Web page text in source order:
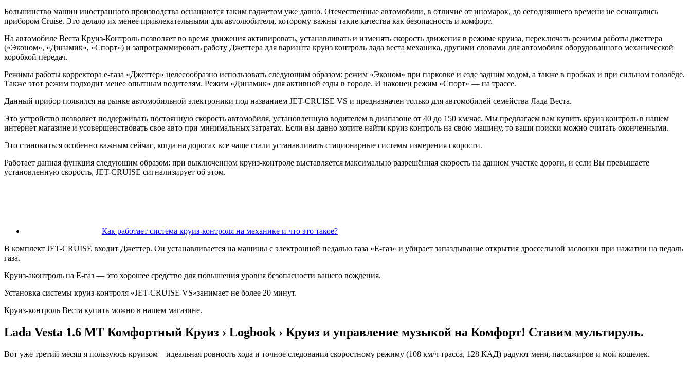
Большинство машин иностранного производства оснащаются таким гаджетом уже давно. Отечественные автомобили, в отличие от иномарок, до сегодняшнего времени не оснащались
прибором Cruise. Это делало их менее привлекательными для автолюбителя, которому важны такие качества как безопасность и комфорт.
На автомобиле Веста Круиз-Контроль позволяет во время движения активировать, устанавливать и изменять скорость движения в режиме круиза, переключать режимы работы джеттера
(«Эконом», «Динамик», «Спорт») и запрограммировать работу Джеттера для варианта круиз контроль лада веста механика, другими словами для автомобиля оборудованного механической
коробкой передач.
Режимы работы корректора е-газа «Джеттер» целесообразно использовать следующим образом: режим «Эконом» при парковке и езде задним ходом, а также в пробках и при сильном гололёде.
Также этот режим подходит менее опытным водителям. Режим «Динамик» для активной езды в городе. И наконец режим «Спорт» — на трассе.
Данный прибор появился на рынке автомобильной электроники под названием JET-CRUISE VS и предназначен только для автомобилей семейства Лада Веста.
Это устройство позволяет поддерживать постоянную скорость автомобиля, установленную водителем в диапазоне от 40 до 150 км/час. Мы предлагаем вам купить круиз контроль в нашем
интернет магазине и усовершенствовать свое авто при минимальных затратах. Если вы давно хотите найти круиз контроль на свою машину, то ваши поиски можно считать оконченными.
Это становиться особенно важным сейчас, когда на дорогах все чаще стали устанавливать стационарные системы измерения скорости.
Работает данная функция следующим образом: при выключенном круиз-контроле выставляется максимально разрешённая скорость на данном участке дороги, и если Вы превышаете
установленную скорость, JET-CRUISE сигнализирует об этом.
Как работает система круиз-контроля на механике и что это такое?
В комплект JET-CRUISE входит Джеттер. Он устанавливается на машины с электронной педалью газа «Е-газ» и убирает запаздывание открытия дроссельной заслонки при нажатии на педаль
газа.
Круиз-аконтроль на Е-газ — это хорошее средство для повышения уровня безопасности вашего вождения.
Установка системы круиз-контроля «JET-CRUISE VS»занимает не более 20 минут.
Круиз-контроль Веста купить можно в нашем магазине.
Lada Vesta 1.6 МТ Комфортный Круиз › Logbook › Круиз и управление музыкой на Комфорт! Ставим мультируль.
Вот уже третий месяц я пользуюсь круизом – идеальная ровность хода и точное следования скоростному режиму (108 км/ч трасса, 128 КАД) радуют меня, пассажиров и мой кошелек.